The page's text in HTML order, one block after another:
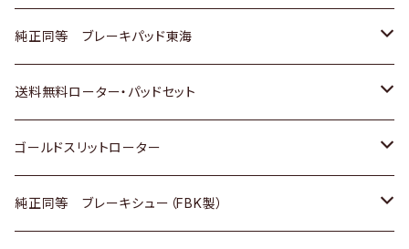
スバル
日野
三菱ふそう
ＢＭＷ
三菱
日野
三菱ふそう
日野
三菱ふそう
その他
マツダ
三菱
スバル
いすゞ
ダイハツ
マツダ
三菱
ダイハツ
マツダ
三菱
スズキ
日産
ダイハツ
マツダ
ホンダ
スズキ
日産
いすゞ
トヨタ
ホンダ
スズキ
日産
純正同等 ブレーキパッド東海
トヨタ
ホンダ
日産
送料無料ローター・パッドセット
トヨタ
ホンダ
ゴールドスリットローター
トヨタ
純正同等 ブレーキシュー（FBK製）